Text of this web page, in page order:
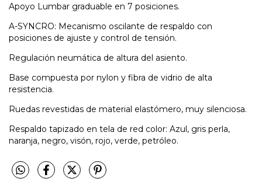
Apoyo Lumbar graduable en 7 posiciones.
A-SYNCRO: Mecanismo oscilante de respaldo con
posiciones de ajuste y control de tensión.
Regulación neumática de altura del asiento.
Base compuesta por nylon y fibra de vidrio de alta
resistencia.
Ruedas revestidas de material elastómero, muy silenciosa.
Respaldo tapizado en tela de red color: Azul, gris perla,
naranja, negro, visón, rojo, verde, petróleo.